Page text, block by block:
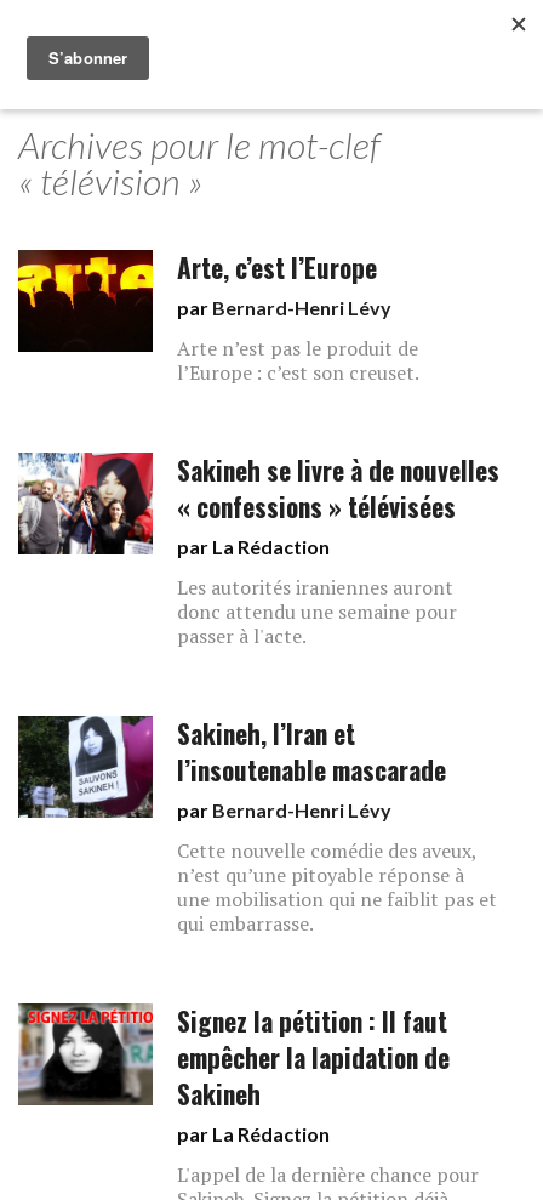
Archives pour le mot-clef
« télévision »
Arte, c’est l’Europe
par Bernard-Henri Lévy
Arte n’est pas le produit de
l’Europe : c’est son creuset.
Sakineh se livre à de nouvelles
« confessions » télévisées
par La Rédaction
Les autorités iraniennes auront
donc attendu une semaine pour
passer à l'acte.
Sakineh, l’Iran et
l’insoutenable mascarade
par Bernard-Henri Lévy
Cette nouvelle comédie des aveux,
n’est qu’une pitoyable réponse à
une mobilisation qui ne faiblit pas et
qui embarrasse.
Signez la pétition : Il faut
empêcher la lapidation de
Sakineh
par La Rédaction
L'appel de la dernière chance pour